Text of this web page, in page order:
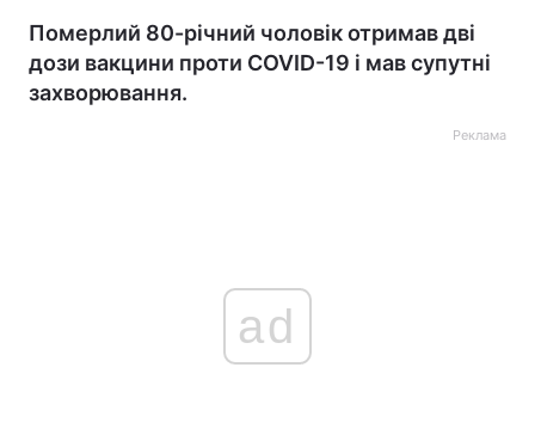
Померлий 80-річний чоловік отримав дві
дози вакцини проти COVID-19 і мав супутні
захворювання.
Реклама
ad